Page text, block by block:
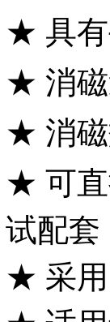
★ 具
★ 消
★ 消
★ 可直
试配套
★ 采用